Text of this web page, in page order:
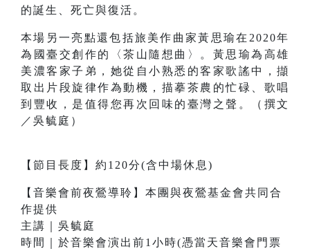
的誕生、死亡與復活。
本場另一亮點還包括旅美作曲家黃思瑜在2020年
為國臺交創作的〈茶山隨想曲〉。黃思瑜為高雄
美濃客家子弟，她從自小熟悉的客家歌謠中，擷
取出片段旋律作為動機，描摹茶農的忙碌、歌唱
到豐收，是值得您再次回味的臺灣之聲。（撰文
／吳毓庭）
【節目長度】約120分(含中場休息)
【音樂會前夜鶯導聆】本團與夜鶯基金會共同合
作提供
主講｜吳毓庭
時間｜於音樂會演出前1小時(憑當天音樂會門票